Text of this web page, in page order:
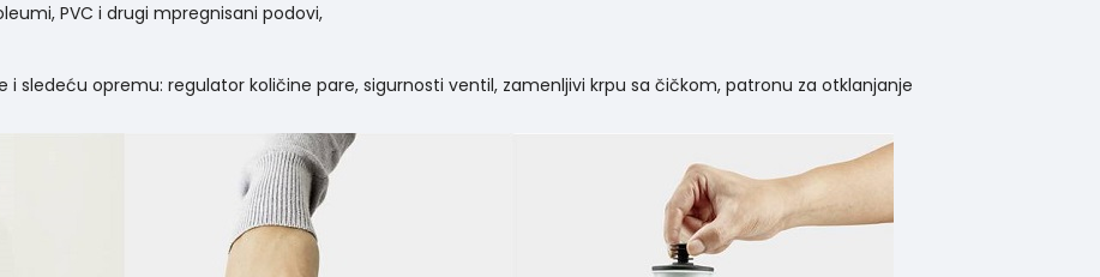
PVC i drugi mpregnisani podovi,
i sledeću opremu: regulator količine pare, sigurnosti ventil, zamenljivi krpu sa čičkom, patronu za otklanjanje